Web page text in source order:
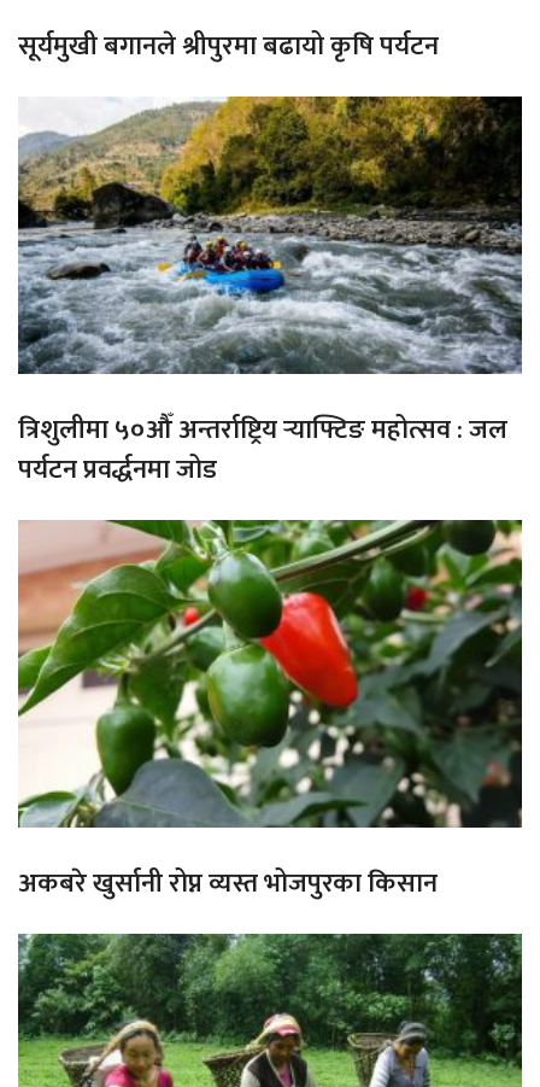
सूर्यमुखी बगानले श्रीपुरमा बढायो कृषि पर्यटन
त्रिशुलीमा ५०औँ अन्तर्राष्ट्रिय र्‍याफ्टिङ महोत्सव : जल
पर्यटन प्रवर्द्धनमा जोड
अकबरे खुर्सानी रोप्न व्यस्त भोजपुरका किसान